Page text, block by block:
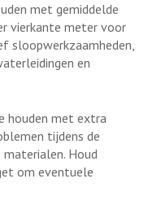
met gemiddelde
vierkante meter voor
sloopwerkzaamheden,
en
houden met extra
tijdens de
Houd
om eventuele